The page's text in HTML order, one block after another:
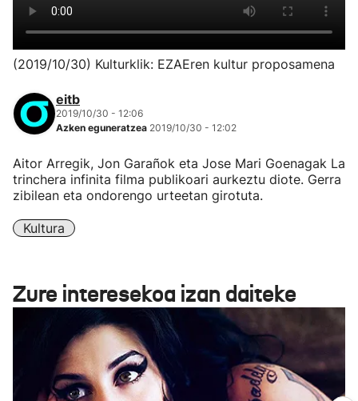
(2019/10/30) Kulturklik: EZAEren kultur proposamena
eitb
2019/10/30 - 12:06
Azken eguneratzea 2019/10/30 - 12:02
Aitor Arregik, Jon Garañok eta Jose Mari Goenagak La
trinchera infinita filma publikoari aurkeztu diote. Gerra
zibilean eta ondorengo urteetan girotuta.
Kultura
Zure interesekoa izan daiteke